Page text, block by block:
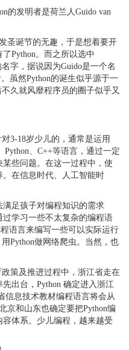
的发明者是荷兰人Guido van
圣诞节的无趣，于是想着要开
Python。而之所以选中
字，据说因为Guido是一个名
虽然Python的诞生似乎源于一
久就风靡程序员的圈子似乎又
3-18岁少儿的，通常是运用
Python、C++等语言，通过一定
些问题。在这一过程中，使
在信息时代、人工智能时
足孩子对编程知识的需求
学习一些不太复杂的编程语
语言来编写一些可以实际运行
Python做网络爬虫。当然，也
政策及推进过程中，浙江省走在
出台，Python 确定进入浙江
信息技术教材编程语言将会从
京和山东也确定要把Python编
体系。少儿编程，越来越受